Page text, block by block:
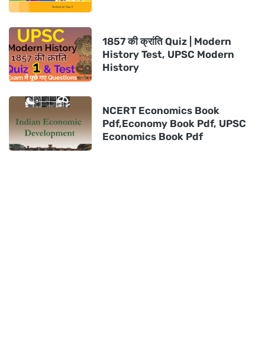
1857 की क्रांति Quiz | Modern
History Test, UPSC Modern
History
NCERT Economics Book
Pdf,Economy Book Pdf, UPSC
Economics Book Pdf